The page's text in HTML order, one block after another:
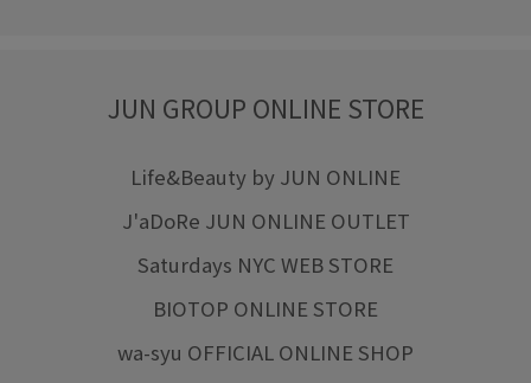
JUN GROUP ONLINE STORE
Life&Beauty by JUN ONLINE
J'aDoRe JUN ONLINE OUTLET
Saturdays NYC WEB STORE
BIOTOP ONLINE STORE
wa-syu OFFICIAL ONLINE SHOP